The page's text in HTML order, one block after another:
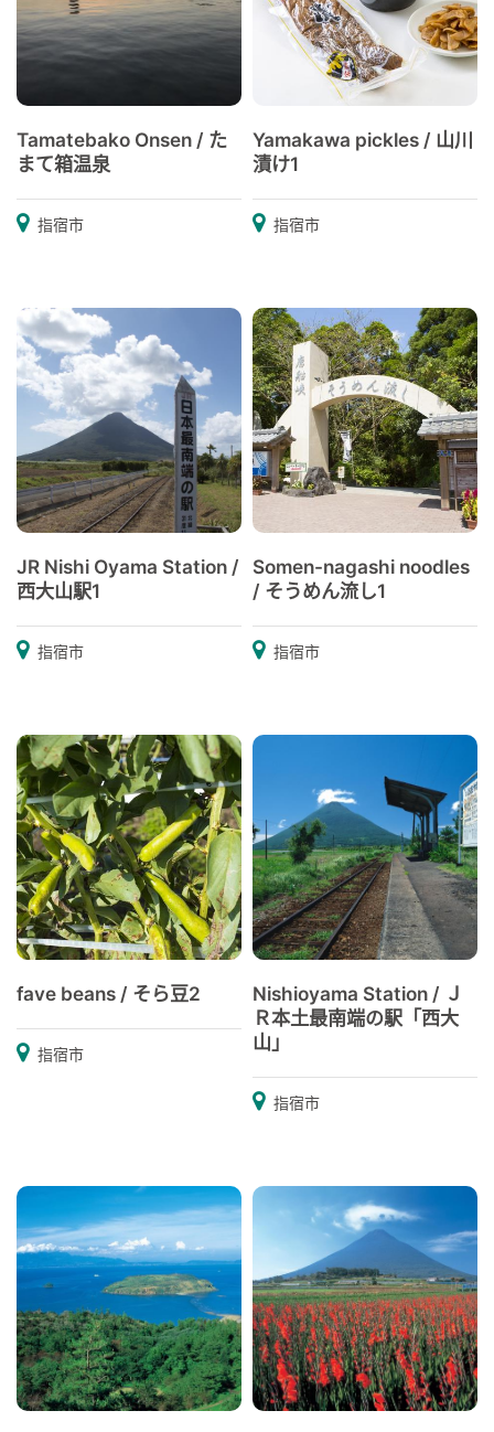
Tamatebako Onsen / た
まて箱温泉
指宿市
Yamakawa pickles / 山川
漬け1
指宿市
JR Nishi Oyama Station /
西大山駅1
指宿市
Somen-nagashi noodles
/ そうめん流し1
指宿市
fave beans / そら豆2
指宿市
Nishioyama Station / Ｊ
Ｒ本土最南端の駅「西大
山」
指宿市